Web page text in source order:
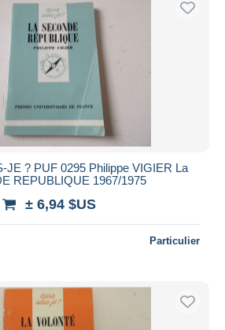
JE ? PUF 0295 Philippe VIGIER La
REPUBLIQUE 1967/1975
± 6,94 $US
Particulier